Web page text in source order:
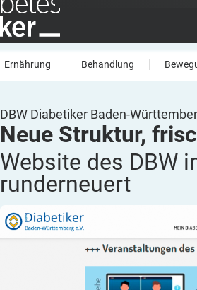
Ernährung Behandlung
DBW Diabetiker Baden-
Neue Struktur,
Website des DBW
runderneuert